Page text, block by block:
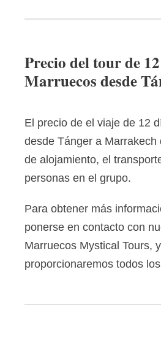
Precio del tour de
Marruecos desde
El precio de el viaje de 12
desde Tánger a Marrakech
de alojamiento, el
personas en el grupo.
Para obtener más
ponerse en contacto con
Marruecos Mystical Tours,
proporcionaremos todos